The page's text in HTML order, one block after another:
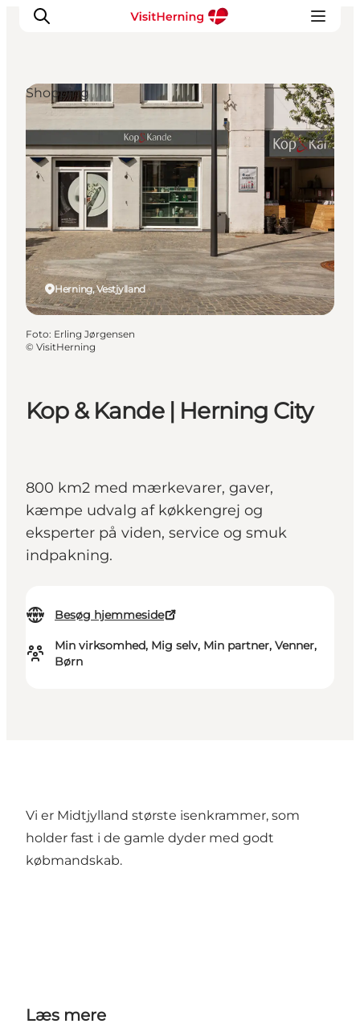
Det sker
Spis, drik og shop
Kunstlandet
Se og oplev
Find vej
Sov godt
Book overnatning
Kop & Kande | Herning City
800 km2 med mærkevarer, gaver,
kæmpe udvalg af køkkengrej og
eksperter på viden, service og smuk
indpakning.
Besøg hjemmeside
Min virksomhed, Mig selv, Min partner, Venner,
Børn
Herning, Vestjylland
Shopping
Foto: Erling Jørgensen
© VisitHerning
Vi er Midtjylland største isenkrammer, som
holder fast i de gamle dyder med godt
købmandskab.
Læs mere